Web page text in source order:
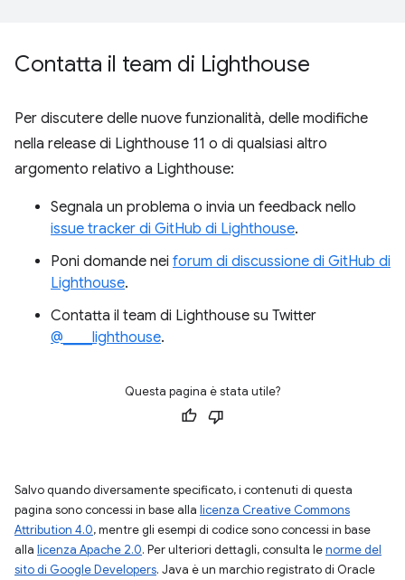
Contatta il team di Lighthouse
Per discutere delle nuove funzionalità, delle modifiche
nella release di Lighthouse 11 o di qualsiasi altro
argomento relativo a Lighthouse:
Segnala un problema o invia un feedback nello
issue tracker di GitHub di Lighthouse.
Poni domande nei forum di discussione di GitHub di
Lighthouse.
Contatta il team di Lighthouse su Twitter
@____lighthouse.
Questa pagina è stata utile?
Salvo quando diversamente specificato, i contenuti di questa
pagina sono concessi in base alla licenza Creative Commons
Attribution 4.0, mentre gli esempi di codice sono concessi in base
alla licenza Apache 2.0. Per ulteriori dettagli, consulta lenorme del
sito di Google Developers. Java è un marchio registrato di Oracle